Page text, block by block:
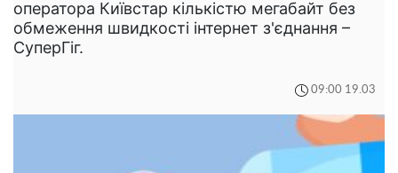
оператора Київстар кількістю мегабайт без
обмеження швидкості інтернет з'єднання –
СуперГіг.
09:00 19.03